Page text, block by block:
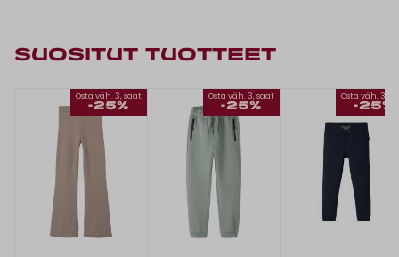
SUOSITUT TUOTTEET
Osta väh. 3, saat
-25%
Osta väh. 3, saat
-25%
Osta väh. 3,
-25%